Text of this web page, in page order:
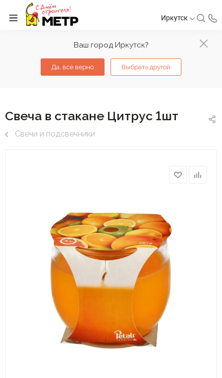
Ваш город Иркутск?
Да, все верно Выбрать другой
Иркутск
Свеча в стакане Цитрус 1шт
Свечи и подсвечники